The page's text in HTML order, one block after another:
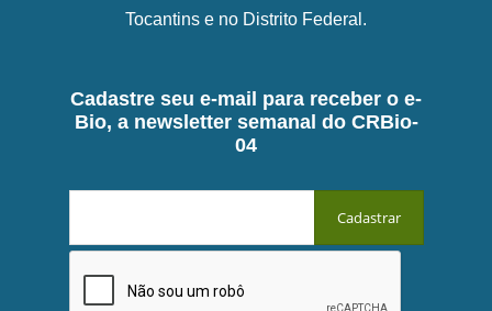
Tocantins e no Distrito Federal.
Cadastre seu e-mail para receber o e-
Bio, a newsletter semanal do CRBio-
04